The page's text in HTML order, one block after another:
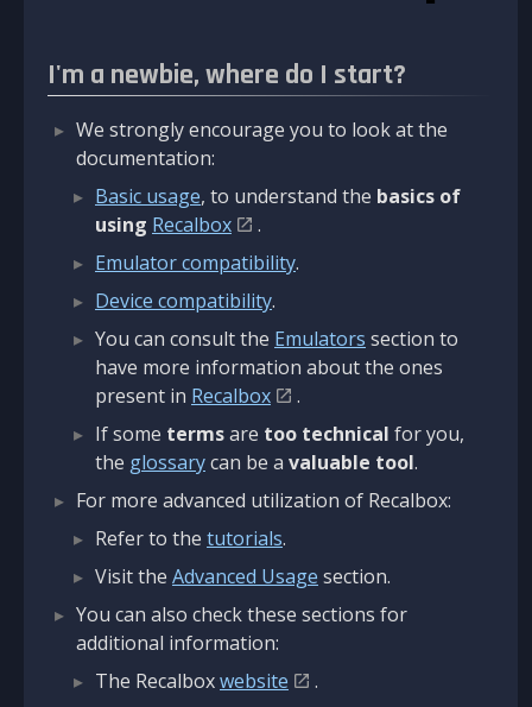
I'm a newbie, where do I start?
We strongly encourage you to look at the
documentation:
Basic usage, to understand the basics of
using Recalbox
.
Emulator compatibility.
Device compatibility.
You can consult the Emulators section to
have more information about the ones
present in Recalbox
.
If some termsare too technical for you,
the glossarycan be a valuable tool.
For more advanced utilization of Recalbox:
Refer to the tutorials.
Visit the Advanced Usage section.
You can also check these sections for
additional information:
The Recalboxwebsite
.